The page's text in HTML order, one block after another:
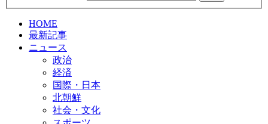
HOME
最新記事
ニュース
政治
経済
国際・日本
北朝鮮
社会・文化